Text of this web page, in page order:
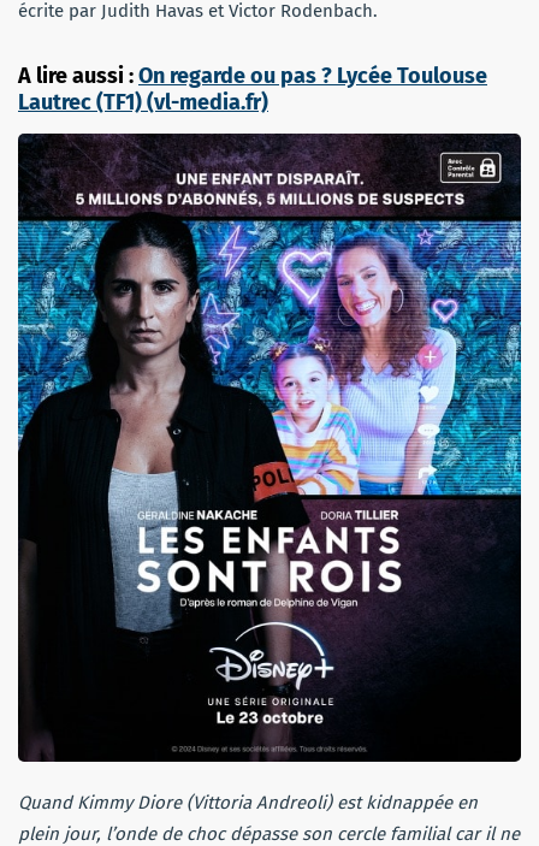
écrite par Judith Havas et Victor Rodenbach.
A lire aussi :On regarde ou pas ? Lycée Toulouse
Lautrec (TF1) (vl-media.fr)
Quand Kimmy Diore (Vittoria Andreoli) est kidnappée en
plein jour, l’onde de choc dépasse son cercle familial car il ne